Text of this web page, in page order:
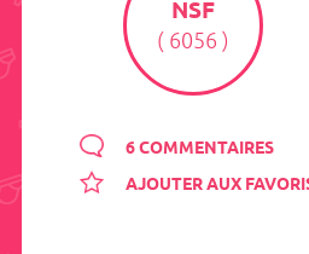
NSF
( 6056 )
6 COMMENTAIRES
AJOUTER AUX